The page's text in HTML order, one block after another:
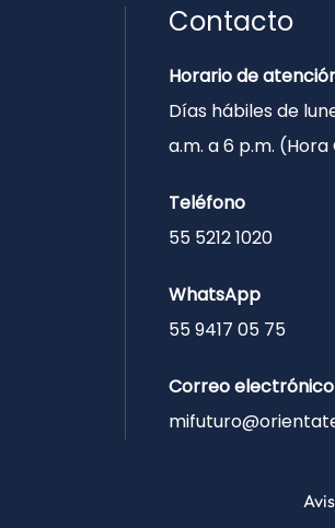
Contacto
Horario de
Días hábiles de
a.m. a 6 p.m. (Hora
Teléfono
55 5212 1020
WhatsApp
55 9417 05 75
Correo electrónico